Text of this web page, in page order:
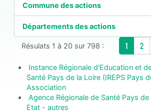
Commune des actions
Départements des actions
Résulats 1 à 20 sur 798 : 1 2
Instance Régionale d'Education et
Santé Pays de la Loire (IREPS Pays
Association
Agence Régionale de Santé Pays de
Etat - autres